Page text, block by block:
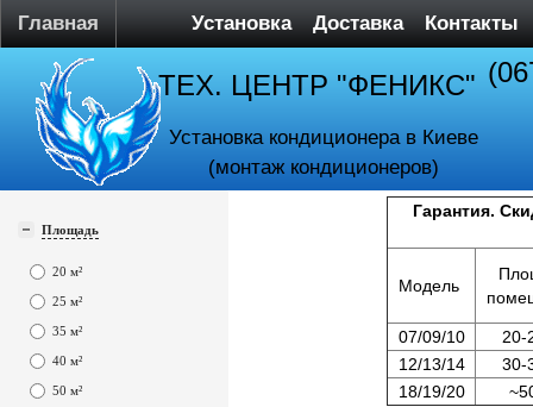
Главная Установка Доставка Контакты
ТЕХ. ЦЕНТР "ФЕНИКС"
Установка кондиционера в Киеве
(монтаж кондиционеров)
Площадь
20 м²
25 м²
35 м²
40 м²
50 м²
Гарантия.
Модель
07/09/10
20-
12/13/14
30-
18/19/20